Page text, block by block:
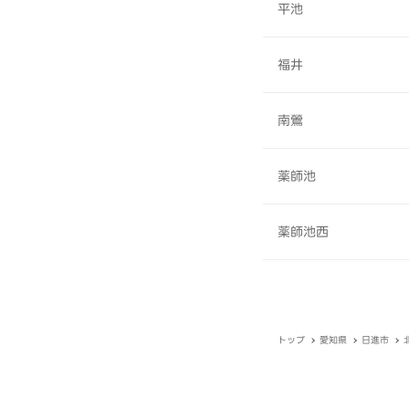
平池
福井
南鶯
薬師池
薬師池西
トップ 愛知県 日進市